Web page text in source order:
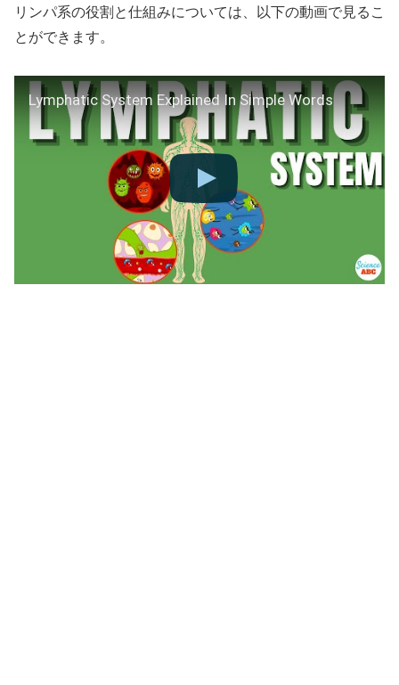
リンパ系の役割と仕組みについては、以下の動画で見るこ
とができます。
Lymphatic System Explained In Simple Words